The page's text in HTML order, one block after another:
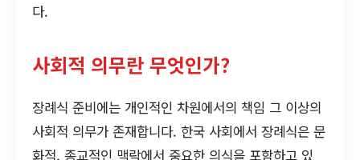
다.
사회적 의무란 무엇인가?
장례식 준비에는 개인적인 차원에서의 책임 그 이상의
사회적 의무가 존재합니다. 한국 사회에서 장례식은 문
화적, 종교적인 맥락에서 중요한 의식을 포함하고 있